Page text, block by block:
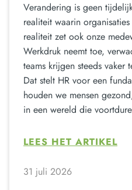
Verandering is geen
realiteit waarin
realiteit zet ook onze
Werkdruk neemt toe,
teams krijgen steeds vaker
Dat stelt HR voor een
houden we mensen
in een wereld die
LEES HET ARTIKEL
31 juli 2026